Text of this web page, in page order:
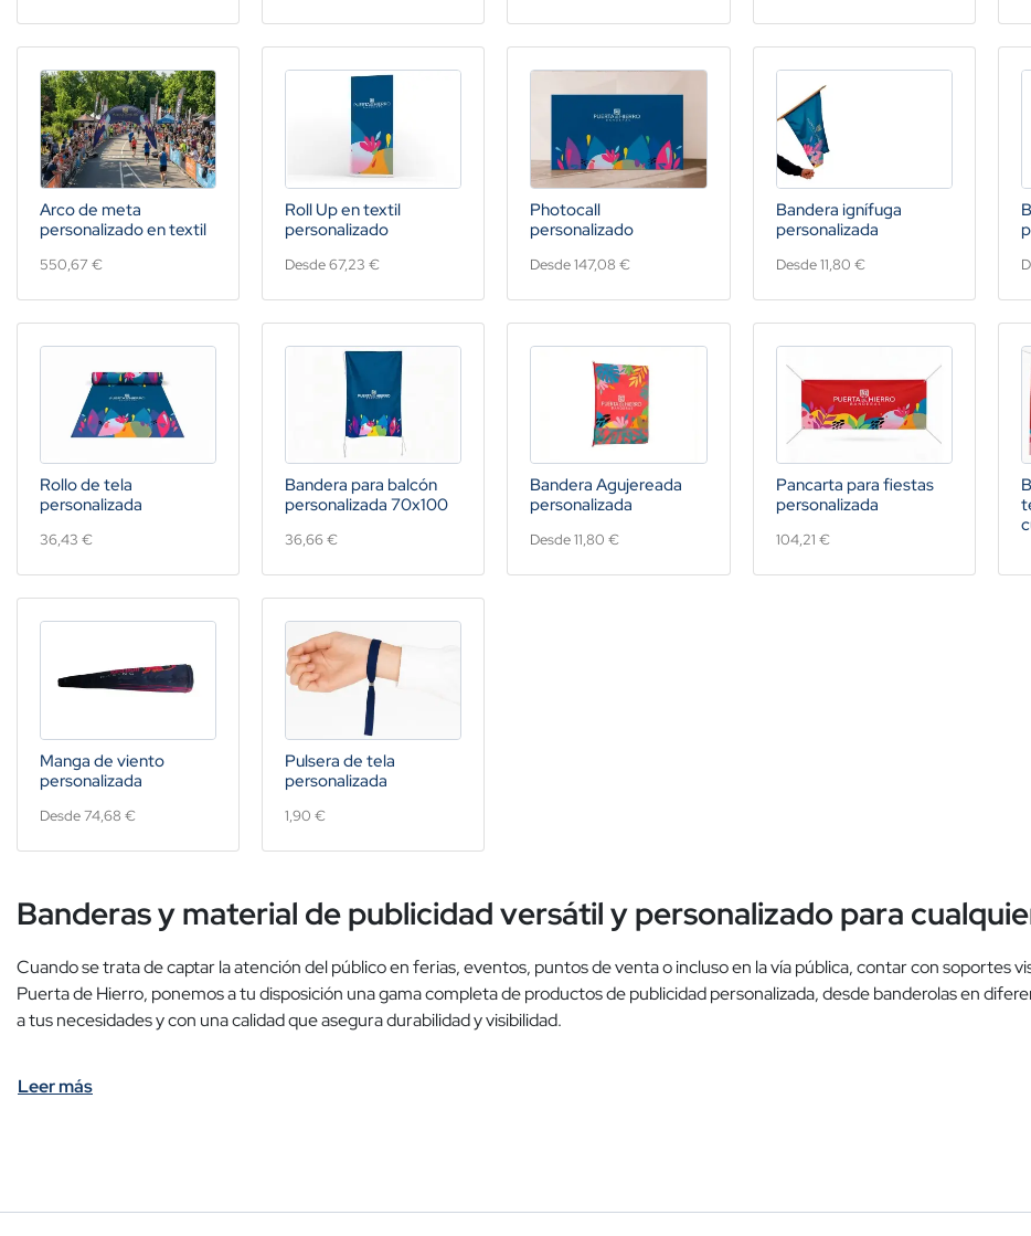
Arco de meta
personalizado en textil
550,67 €
Roll Up en textil
personalizado
Desde 67,23 €
Photocall
personalizado
Desde 147,08 €
Bandera ignífuga
personalizada
Desde 11,80 €
Rollo de tela
personalizada
36,43 €
Bandera para balcón
personalizada 70x100
36,66 €
Bandera Agujereada
personalizada
Desde 11,80 €
Pancarta para fiestas
personalizada
104,21 €
Manga de viento
personalizada
Desde 74,68 €
Pulsera de tela
personalizada
1,90 €
Banderas y material de publicidad versátil y personalizado para
Cuando se trata de captar la atención del público en ferias, eventos, puntos de venta o incluso en la vía pública, contar con soportes
Puerta de Hierro, ponemos a tu disposición una gama completa de productos de publicidad personalizada, desde banderolas en
a tus necesidades y con una calidad que asegura durabilidad y visibilidad.
Leer más